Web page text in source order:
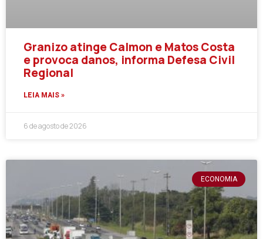
Granizo atinge Calmon e Matos Costa
e provoca danos, informa Defesa Civil
Regional
LEIA MAIS »
6 de agosto de 2026
ECONOMIA